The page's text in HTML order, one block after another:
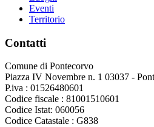
Eventi
Territorio
Contatti
Comune di Pontecorvo
Piazza IV Novembre n. 1 03037 -
P.iva : 01526480601
Codice fiscale : 81001510601
Codice Istat: 060056
Codice Catastale : G838